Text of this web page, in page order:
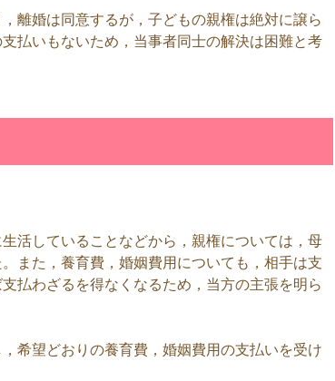
離婚は同意するが，子どもの親権は絶対に譲ら
払いもないため，当事者同士の解決は困難と考
活していることなどから，親権については，母
また，養育費，婚姻費用についても，相手は支
払わざるを得なくなるため，当方の主張を明ら
希望どおりの養育費，婚姻費用の支払いを受け